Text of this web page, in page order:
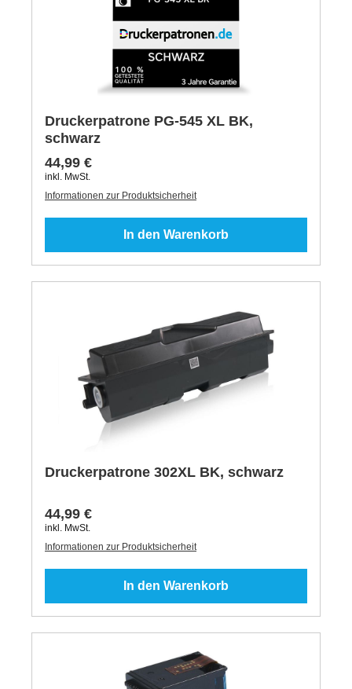
Druckerpatrone PG-545 XL BK,
schwarz
44,99 €
inkl. MwSt.
Informationen zur Produktsicherheit
In den Warenkorb
Druckerpatrone 302XL BK, schwarz
44,99 €
inkl. MwSt.
Informationen zur Produktsicherheit
In den Warenkorb